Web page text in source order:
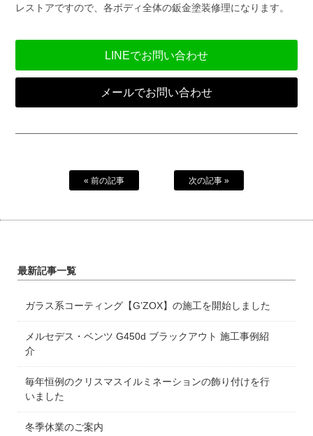
レストアですので、各ボディ全体の鈑金塗装修理になります。
LINEでお問い合わせ
メールでお問い合わせ
« 前の記事 次の記事 »
最新記事一覧
ガラス系コーティング【G’ZOX】の施工を開始しました
メルセデス・ベンツ G450d ブラックアウト 施工事例紹
介
毎年恒例のクリスマスイルミネーションの飾り付けを行
いました
冬季休業のご案内